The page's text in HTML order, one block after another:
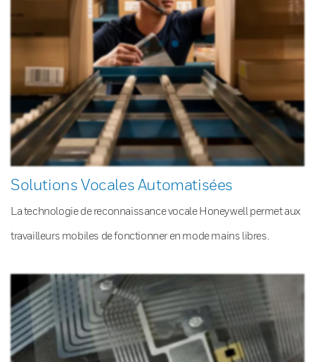
Solutions Vocales Automatisées
La technologie de reconnaissance vocale Honeywell permet aux
travailleurs mobiles de fonctionner en mode mains libres.